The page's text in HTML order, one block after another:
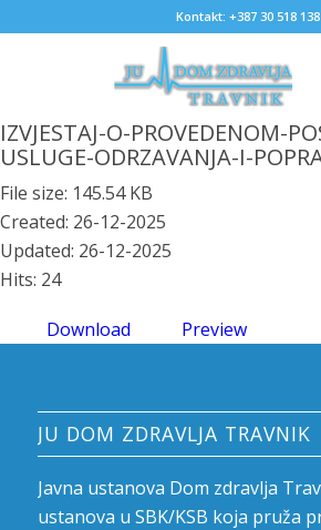
Kontakt: +387 30 518 138
IZVJESTAJ-O-PROVEDENOM-
USLUGE-ODRZAVANJA-I-
File size: 145.54 KB
Created: 26-12-2025
Updated: 26-12-2025
Hits: 24
Download Preview
JU DOM ZDRAVLJA TRAVNIK
Javna ustanova Dom zdravlja
ustanova u SBK/KSB koja pruža